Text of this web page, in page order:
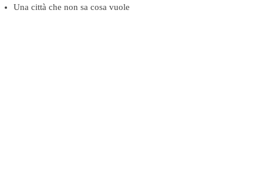
Una città che non sa cosa vuole